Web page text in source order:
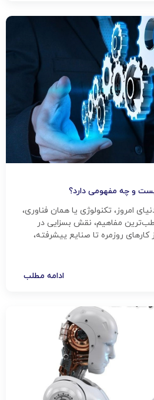
و چه مفهومی دارد؟
امروز، تکنولوژی یا همان فناوری،
مفاهیم، نقش بسزایی در
کارهای روزمره تا صنایع پیشرفته،
می‌دهد. تکنولوژی به عنوان یکی از
انواع تکنولوژی‌ها به شکل‌ها
ادامه مطلب